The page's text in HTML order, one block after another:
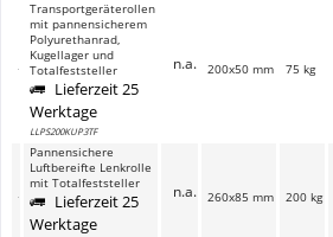
Transportgeräterollen
mit pannensicherem
Polyurethanrad,
Kugellager und
Totalfeststeller
Lieferzeit 25
Werktage
LLPS200KUP3TF
n.a. 200x50 mm 75 kg
Pannensichere
Luftbereifte Lenkrolle
mit Totalfeststeller
Lieferzeit 25
Werktage
n.a. 260x85 mm 200 kg